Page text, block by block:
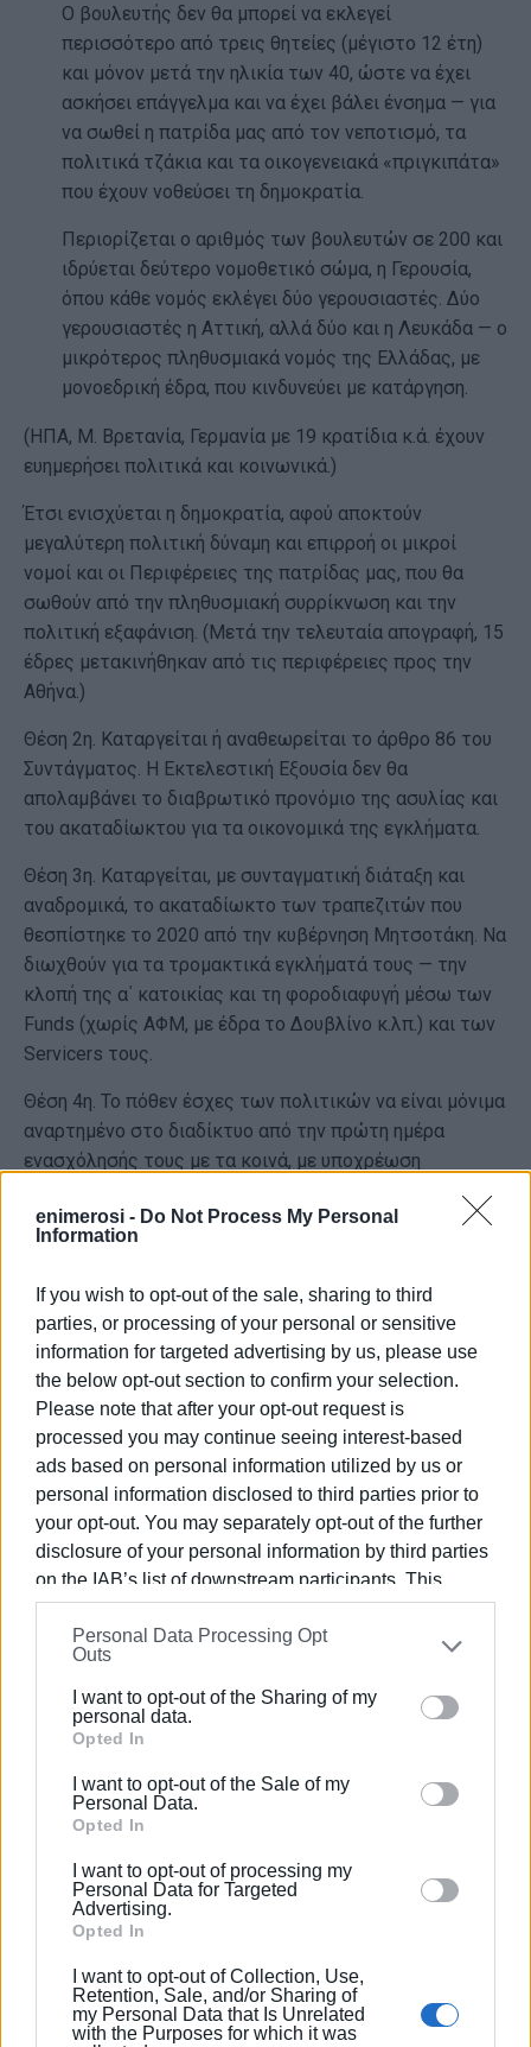
enimerosi - Do Not Process My Personal
Information
If you wish to opt-out of the sale, sharing to third
parties, or processing of your personal or sensitive
information for targeted advertising by us, please use
the below opt-out section to confirm your selection.
Please note that after your opt-out request is
processed you may continue seeing interest-based
ads based on personal information utilized by us or
personal information disclosed to third parties prior to
your opt-out. You may separately opt-out of the further
disclosure of your personal information by third parties
on the IAB’s list of downstream participants. This
information may also be disclosed by us to third parties
on theIAB’s List of Downstream Participants
that may
further disclose it to other third parties.
Please note that this website/app uses one or more
Google services and may gather and store information
behaviour. You may click to grant or deny consent to
Google and its third-party tags to use your data for
section.
Personal Data Processing Opt
Outs
I want to opt-out of the Sharing of my
personal data.
Opted In
I want to opt-out of the Sale of my
Personal Data.
Opted In
I want to opt-out of processing my
Personal Data for Targeted
Advertising.
Opted In
I want to opt-out of Collection, Use,
Retention, Sale, and/or Sharing of
my Personal Data that Is Unrelated
with the Purposes for which it was
Ο βουλευτής δεν θα μπορεί να εκλεγεί
περισσότερο από τρεις θητείες (μέγιστο 12 έτη)
και μόνον μετά την ηλικία των 40, ώστε να έχει
ασκήσει επάγγελμα και να έχει βάλει ένσημα — για
να σωθεί η πατρίδα μας από τον νεποτισμό, τα
πολιτικά τζάκια και τα οικογενειακά «πριγκιπάτα»
που έχουν νοθεύσει τη δημοκρατία.
Περιορίζεται ο αριθμός των βουλευτών σε 200 και
ιδρύεται δεύτερο νομοθετικό σώμα, η Γερουσία,
όπου κάθε νομός εκλέγει δύο γερουσιαστές. Δύο
γερουσιαστές η Αττική, αλλά δύο και η Λευκάδα — ο
μικρότερος πληθυσμιακά νομός της Ελλάδας, με
μονοεδρική έδρα, που κινδυνεύει με κατάργηση.
(ΗΠΑ, Μ. Βρετανία, Γερμανία με 19 κρατίδια κ.ά. έχουν
ευημερήσει πολιτικά και κοινωνικά.)
Έτσι ενισχύεται η δημοκρατία, αφού αποκτούν
μεγαλύτερη πολιτική δύναμη και επιρροή οι μικροί
νομοί και οι Περιφέρειες της πατρίδας μας, που θα
σωθούν από την πληθυσμιακή συρρίκνωση και την
πολιτική εξαφάνιση. (Μετά την τελευταία απογραφή, 15
έδρες μετακινήθηκαν από τις περιφέρειες προς την
Αθήνα.)
Θέση 2η. Καταργείται ή αναθεωρείται το άρθρο 86 του
Συντάγματος. Η Εκτελεστική Εξουσία δεν θα
απολαμβάνει το διαβρωτικό προνόμιο της ασυλίας και
του ακαταδίωκτου για τα οικονομικά της εγκλήματα.
Θέση 3η. Καταργείται, με συνταγματική διάταξη και
αναδρομικά, το ακαταδίωκτο των τραπεζιτών που
θεσπίστηκε το 2020 από την κυβέρνηση Μητσοτάκη. Να
διωχθούν για τα τρομακτικά εγκλήματά τους — την
κλοπή της α΄ κατοικίας και τη φοροδιαφυγή μέσω των
Funds (χωρίς ΑΦΜ, με έδρα το Δουβλίνο κ.λπ.) και των
Servicers τους.
Θέση 4η. Το πόθεν έσχες των πολιτικών να είναι μόνιμα
αναρτημένο στο διαδίκτυο από την πρώτη ημέρα
ενασχόλησής τους με τα κοινά, με υποχρέωση
Θέση 5η. Κατοχύρωση της ανεξαρτησίας της
εκλογή των Προέδρων και Αντιπροέδρων του Αρείου
Πάγου, του ΣτΕ, του Ελεγκτικού Συνεδρίου, καθώς και
του Εισαγγελέα και Αντεισαγγελέα του Αρείου Πάγου,
από ευρύτερο εκλεκτορικό σώμα αποτελούμενο από
εκλεγμένους αντιπροσώπους:
α) των Δικηγόρων
β) των Δικαστών
γ) των Καθηγητών των τριών Νομικών Σχολών της
χώρας
δ) της Αυτοδιοίκησης
στ) της ΑΔΕΔΥ
ζ) της ΟΔΥΕ
Θέση 6η. Τα ΜΜΕ που χρησιμοποιούν δημόσιες
μεταχείρισης κομμάτων και όλων των κοινωνικών
φορέων. Διαφορετικά θα υφίστανται την κύρωση
αφαίρεσης της άδειας λειτουργίας, με δυνατότητα
προσφυγής στο ΣτΕ από οποιονδήποτε φορέα ή
κόμμα. (Το ΕΣΡ σκόπιμα έχει αφεθεί υποστελεχωμένο
ώστε να επικρατεί καθεστώς ασυδοσίας.)